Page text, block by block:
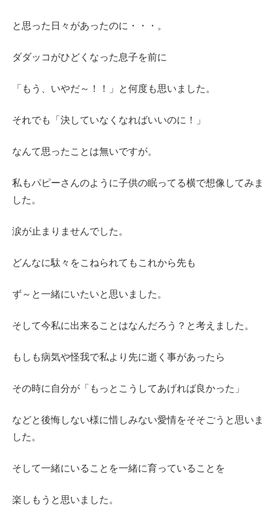
と思った日々があったのに・・・。
ダダッコがひどくなった息子を前に
「もう、いやだ～！！」と何度も思いました。
それでも「決していなくなればいいのに！」
なんて思ったことは無いですが。
私もパピーさんのように子供の眠ってる横で想像してみま
した。
涙が止まりませんでした。
どんなに駄々をこねられてもこれから先も
ず～と一緒にいたいと思いました。
そして今私に出来ることはなんだろう？と考えました。
もしも病気や怪我で私より先に逝く事があったら
その時に自分が「もっとこうしてあげれば良かった」
などと後悔しない様に惜しみない愛情をそそごうと思いま
した。
そして一緒にいることを一緒に育っていることを
楽しもうと思いました。